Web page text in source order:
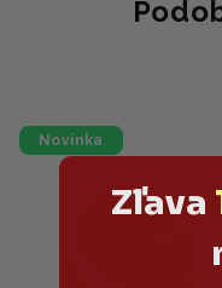
Novinka
Zľava